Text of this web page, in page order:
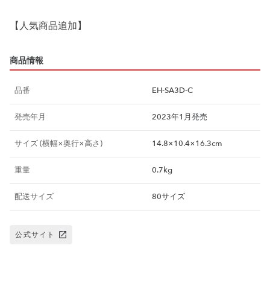
【人気商品追加】
商品情報
品番 EH-SA3D-C
発売年月 2023年1月発売
サイズ (横幅×奥行×高さ) 14.8×10.4×16.3cm
重量 0.7kg
配送サイズ 80サイズ
公式サイト